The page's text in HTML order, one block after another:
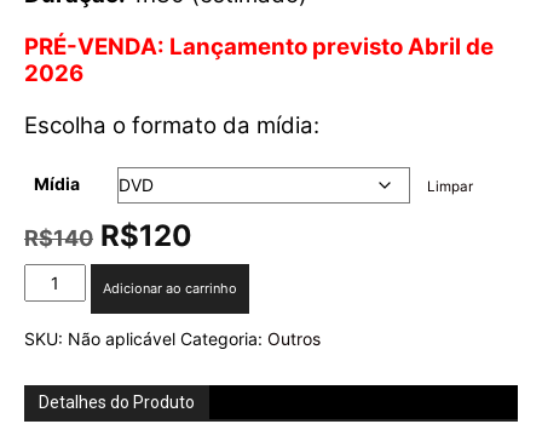
PRÉ-VENDA: Lançamento previsto Abril de
2026
Escolha o formato da mídia:
Mídia Limpar
R$140 O
preço
original
era:
R$140.
R$120
preço
atual
é:
R$120.
DOC
-
História
Revistas
de
Adicionar ao carrinho
SKU: Não aplicável Categoria: Outros
Detalhes do Produto